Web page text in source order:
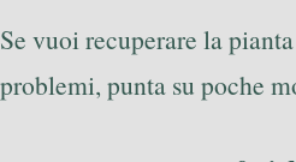
Se vuoi recuperare la
problemi, punta su poche